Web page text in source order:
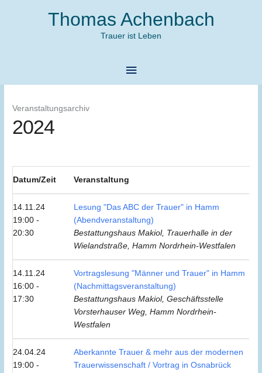
Thomas Achenbach
Trauer ist Leben
Hauptmenü
Veranstaltungsarchiv
2024
Datum/Zeit Veranstaltung
14.11.24
19:00 -
20:30
Lesung "Das ABC der Trauer" in Hamm
(Abendveranstaltung)
Bestattungshaus Makiol, Trauerhalle in der
Wielandstraße, Hamm Nordrhein-Westfalen
14.11.24
16:00 -
17:30
Vortragslesung "Männer und Trauer" in Hamm
(Nachmittagsveranstaltung)
Bestattungshaus Makiol, Geschäftsstelle
Vorsterhauser Weg, Hamm Nordrhein-
Westfalen
24.04.24
19:00 -
Aberkannte Trauer & mehr aus der modernen
Trauerwissenschaft / Vortrag in Osnabrück